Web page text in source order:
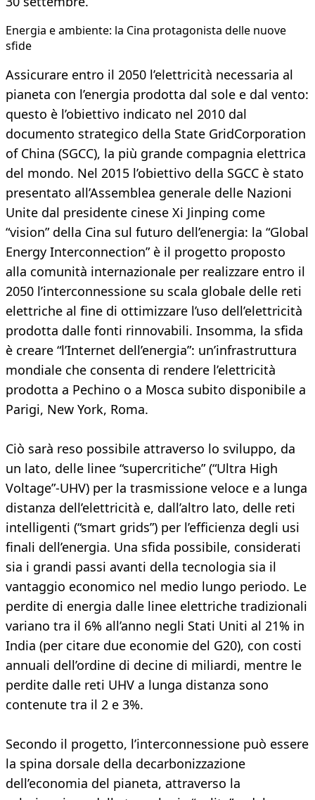
Energia e ambiente: la Cina protagonista delle nuove
sfide
Assicurare entro il 2050 l’elettricità necessaria al
pianeta con l’energia prodotta dal sole e dal vento:
questo è l’obiettivo indicato nel 2010 dal
documento strategico della State GridCorporation
of China (SGCC), la più grande compagnia elettrica
del mondo. Nel 2015 l’obiettivo della SGCC è stato
presentato all’Assemblea generale delle Nazioni
Unite dal presidente cinese Xi Jinping come
“vision” della Cina sul futuro dell’energia: la “Global
Energy Interconnection” è il progetto proposto
alla comunità internazionale per realizzare entro il
2050 l’interconnessione su scala globale delle reti
elettriche al fine di ottimizzare l’uso dell’elettricità
prodotta dalle fonti rinnovabili. Insomma, la sfida
è creare “l’Internet dell’energia”: un’infrastruttura
mondiale che consenta di rendere l’elettricità
prodotta a Pechino o a Mosca subito disponibile a
Parigi, New York, Roma.
Ciò sarà reso possibile attraverso lo sviluppo, da
un lato, delle linee “supercritiche” (“Ultra High
Voltage”-UHV) per la trasmissione veloce e a lunga
distanza dell’elettricità e, dall’altro lato, delle reti
intelligenti (“smart grids”) per l’efficienza degli usi
finali dell’energia. Una sfida possibile, considerati
sia i grandi passi avanti della tecnologia sia il
vantaggio economico nel medio lungo periodo. Le
perdite di energia dalle linee elettriche tradizionali
variano tra il 6% all’anno negli Stati Uniti al 21% in
India (per citare due economie del G20), con costi
annuali dell’ordine di decine di miliardi, mentre le
perdite dalle reti UHV a lunga distanza sono
contenute tra il 2 e 3%.
Secondo il progetto, l’interconnessione può essere
la spina dorsale della decarbonizzazione
dell’economia del pianeta, attraverso la